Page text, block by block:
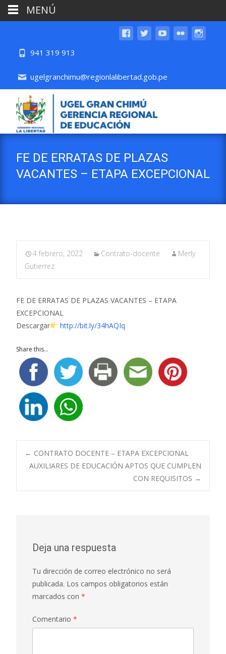
941 319 913
ugelgranchimu@regionlalibertad.gob.pe
FE DE ERRATAS DE PLAZAS
VACANTES – ETAPA EXCEPCIONAL
4 febrero, 2022 Contrato-docente
Merly
Gutierrez
FE DE ERRATAS DE PLAZAS VACANTES – ETAPA
EXCEPCIONAL
Descargar
http://bit.ly/34hAQIq
Share this...
Navegación
de
← CONTRATO DOCENTE – ETAPA EXCEPCIONAL
AUXILIARES DE EDUCACIÓN APTOS QUE CUMPLEN
CON REQUISITOS →
Deja una respuesta
Tu dirección de correo electrónico no será
publicada. Los campos obligatorios están
marcados con *
Comentario *
MENÚ